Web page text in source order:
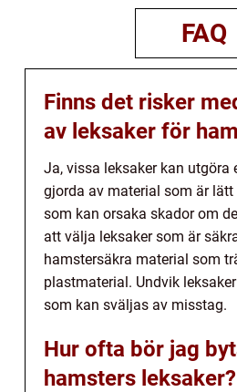
FAQ
Finns det risker
av leksaker för
Ja, vissa leksaker kan utgöra
gjorda av material som är
som kan orsaka skador om
att välja leksaker som är
hamstersäkra material som
plastmaterial. Undvik
som kan sväljas av misstag.
Hur ofta bör jag
hamsters leksaker?